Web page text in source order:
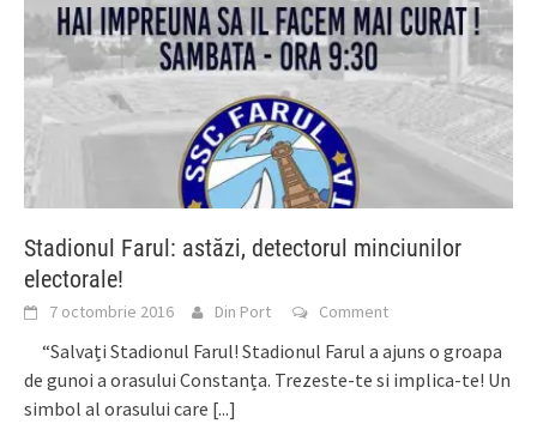
Stadionul Farul: astăzi, detectorul minciunilor
electorale!
7 octombrie 2016 Din Port Comment
“Salvați Stadionul Farul! Stadionul Farul a ajuns o groapa
de gunoi a orasului Constanța. Trezeste-te si implica-te! Un
simbol al orasului care [...]